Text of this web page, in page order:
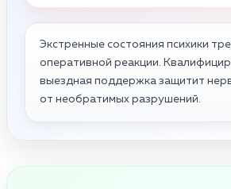
Экстренные состояния психики
оперативной реакции.
выездная поддержка защитит
от необратимых разрушений.